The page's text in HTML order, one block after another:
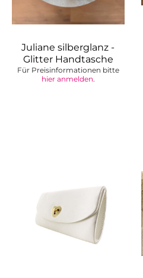
Juliane silberglanz -
Glitter Handtasche
Für Preisinformationen bitte
hier anmelden.